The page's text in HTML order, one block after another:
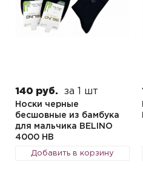
140 руб. за 1 шт
Носки черные
бесшовные из бамбука
для мальчика BELINO
4000 HB
Добавить в корзину